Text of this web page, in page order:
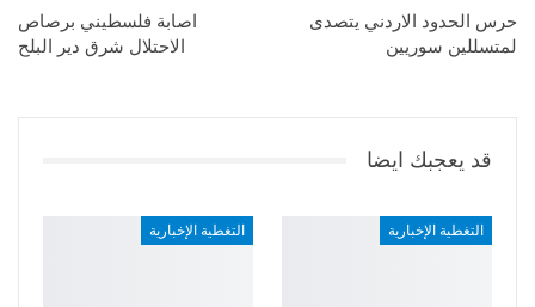
حرس الحدود الاردني يتصدى
لمتسللين سوريين
اصابة فلسطيني برصاص
الاحتلال شرق دير البلح
قد يعجبك ايضا
التغطية الإخبارية التغطية الإخبارية